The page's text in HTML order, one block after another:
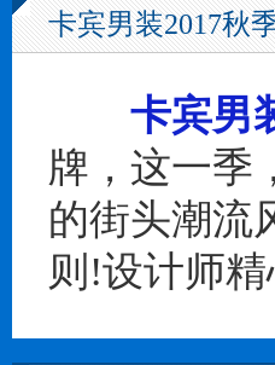
卡宾男装2017
卡宾男
牌，这一季
的街头潮流
则!设计师